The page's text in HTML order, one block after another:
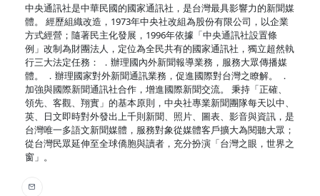
中央通訊社是中華民國的國家通訊社，是台灣最具影響力的新聞媒
體。 經歷組織改造，1973年中央社改組為股份有限公司，以企業
方式經營；隨著民主化發展，1996年依據「中央通訊社設置條
例」改制為財團法人，定位為全民共有的國家通訊社，獨立超然執
行三大法定任務： ．辦理國內外新聞報導業務，服務大眾傳播媒
體。 ．辦理國家對外新聞通訊業務，促進國際對台灣之瞭解。 ．
加強與國際新聞通訊社合作，增進國際新聞交流。 秉持「正確、
領先、客觀、翔實」的基本原則，中央社專業新聞團隊每天以中、
英、日文即時對外發出上千則新聞、照片、圖表、影音與資訊，是
台灣唯一多語文新聞媒體，服務對象從媒體客戶擴大為閱聽大眾；
從台灣民眾延伸至全球僑胞與讀者，充分扮演「台灣之眼，世界之
窗」。